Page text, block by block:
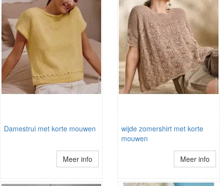
Damestrui met korte mouwen
Meer info
wijde zomershirt met korte
mouwen
Meer info